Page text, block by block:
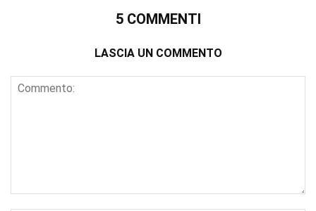
5 COMMENTI
LASCIA UN COMMENTO